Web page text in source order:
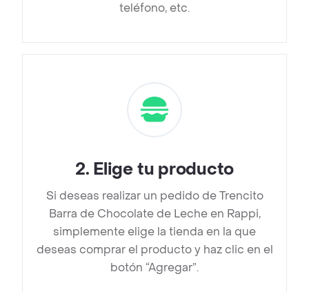
teléfono, etc.
2. Elige tu producto
Si deseas realizar un pedido de Trencito
Barra de Chocolate de Leche en Rappi,
simplemente elige la tienda en la que
deseas comprar el producto y haz clic en el
botón “Agregar”.